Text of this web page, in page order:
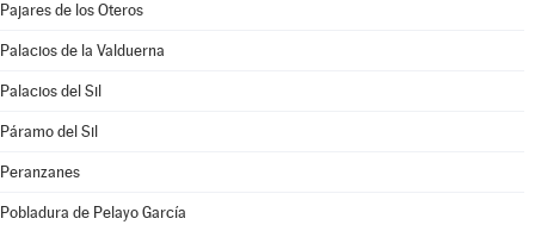
Pajares de los Oteros
Palacios de la Valduerna
Palacios del Sil
Páramo del Sil
Peranzanes
Pobladura de Pelayo García